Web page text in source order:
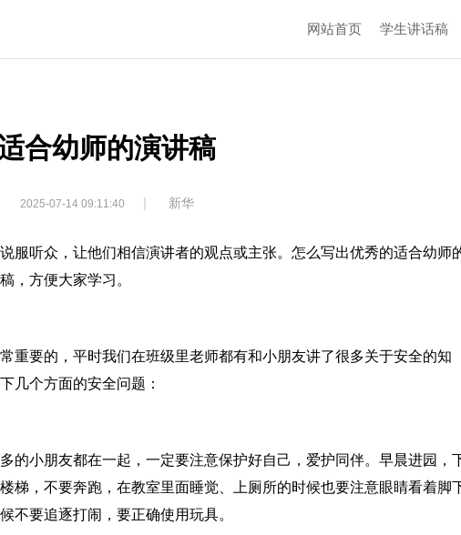
网站首页 学生讲话稿
合幼师的演讲稿
2025-07-14 09:11:40 | 新华
服听众，让他们相信演讲者的观点或主张。怎么写出优秀的适合幼师
，方便大家学习。
重要的，平时我们在班级里老师都有和小朋友讲了很多关于安全的知
几个方面的安全问题：
的小朋友都在一起，一定要注意保护好自己，爱护同伴。早晨进园，
梯，不要奔跑，在教室里面睡觉、上厕所的时候也要注意眼睛看着脚
不要追逐打闹，要正确使用玩具。